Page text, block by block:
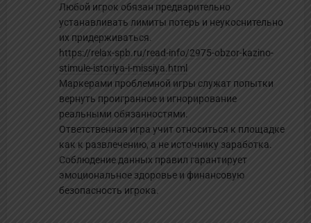
Любой игрок обязан предварительно
устанавливать лимиты потерь и неукоснительно
их придерживаться.
https://relax-spb.ru/read-info/2975-obzor-kazino-
stimule-istoriya-i-missiya.html
Маркерами проблемной игры служат попытки
вернуть проигранное и игнорирование
реальными обязанностями.
Ответственная игра учит относиться к площадке
как к развлечению, а не источнику заработка.
Соблюдение данных правил гарантирует
эмоциональное здоровье и финансовую
безопасность игрока.